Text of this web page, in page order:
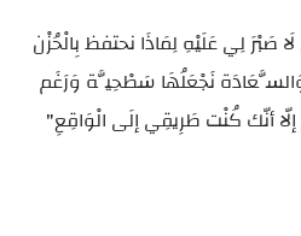
صَبْرَ لِي عَلَيْهِ لِمَاذَا نحتفظ بِالْحُزْن
نَجْعَلُهَا سَطْحِيَّة وَرَغَم
أنّك كُنْت طَرِيقِي إلَى الْوَاقِعِ"